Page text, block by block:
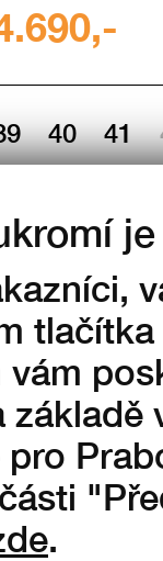
vám
základě
pro
.
40 41
DPH